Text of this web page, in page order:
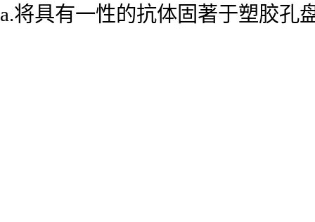
a.将具有一性的抗体固著于塑胶孔